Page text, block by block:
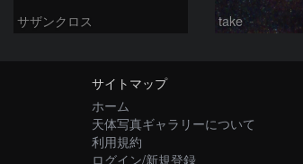
サザンクロス take
サイトマップ
ホーム
天体写真ギャラリーについて
利用規約
ログイン/新規登録